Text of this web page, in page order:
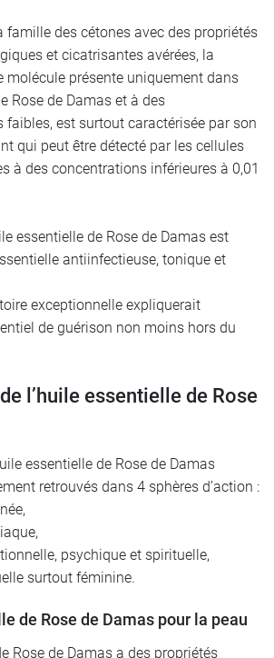
famille des cétones avec des propriétés
et cicatrisantes avérées, la
molécule présente uniquement dans
Rose de Damas et à des
faibles, est surtout caractérisée par son
qui peut être détecté par les cellules
à des concentrations inférieures à 0,01
essentielle de Rose de Damas est
antiinfectieuse, tonique et
exceptionnelle expliquerait
de guérison non moins hors du
l’huile essentielle de Rose
essentielle de Rose de Damas
retrouvés dans 4 sphères d’action :
psychique et spirituelle,
surtout féminine.
de Rose de Damas pour la peau
Rose de Damas a des propriétés